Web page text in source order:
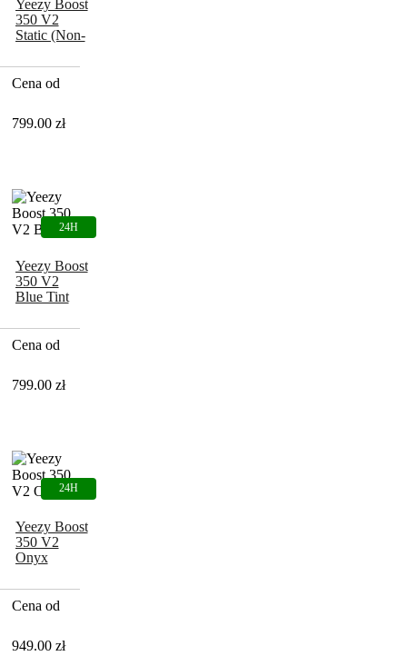
Yeezy Boost
350 V2
Static (Non-
Cena od
799.00 zł
Yeezy Boost
350 V2
Blue Tint
Cena od
799.00 zł
Yeezy Boost
350 V2
Onyx
Cena od
949.00 zł